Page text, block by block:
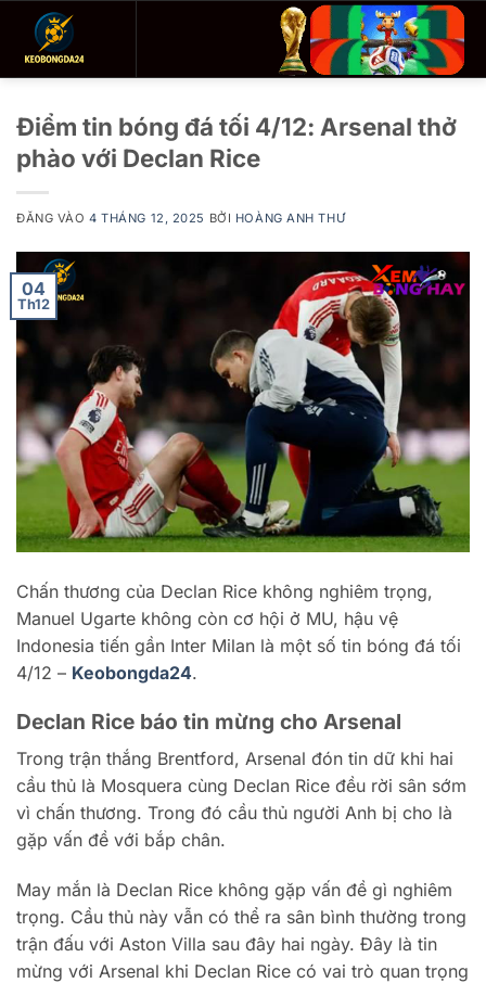
Điểm tin bóng đá tối 4/12: Arsenal thở
phào với Declan Rice
ĐĂNG VÀO4 THÁNG 12, 2025 BỞI HOÀNG ANH THƯ
04
Th12
Chấn thương của Declan Rice không nghiêm trọng,
Manuel Ugarte không còn cơ hội ở MU, hậu vệ
Indonesia tiến gần Inter Milan là một số tin bóng đá tối
4/12 – Keobongda24.
Declan Rice báo tin mừng cho Arsenal
Trong trận thắng Brentford, Arsenal đón tin dữ khi hai
cầu thủ là Mosquera cùng Declan Rice đều rời sân sớm
vì chấn thương. Trong đó cầu thủ người Anh bị cho là
gặp vấn đề với bắp chân.
May mắn là Declan Rice không gặp vấn đề gì nghiêm
trọng. Cầu thủ này vẫn có thể ra sân bình thường trong
trận đấu với Aston Villa sau đây hai ngày. Đây là tin
mừng với Arsenal khi Declan Rice có vai trò quan trọng